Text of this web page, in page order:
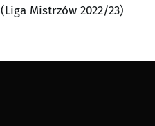
(Liga Mistrzów 2022/23)